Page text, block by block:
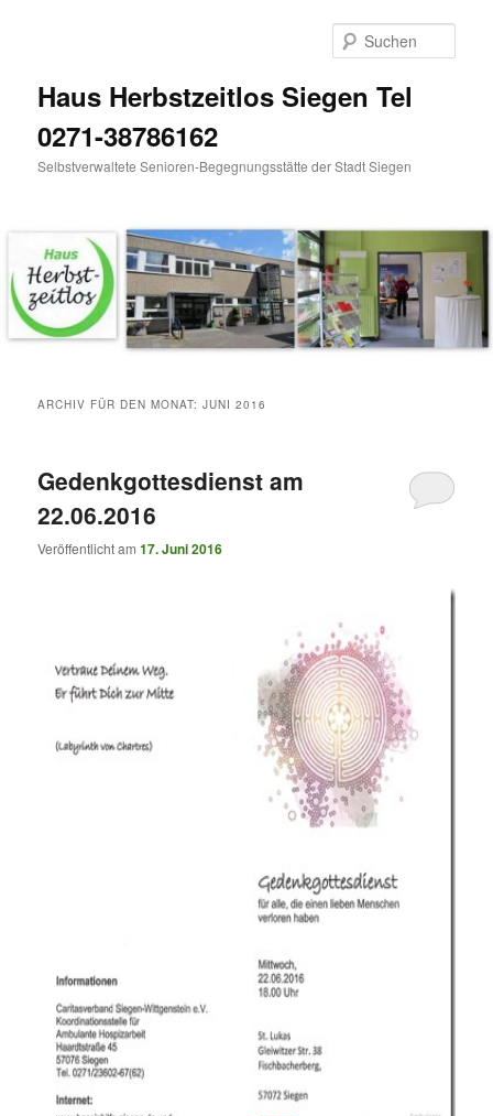
Haus Herbstzeitlos Siegen Tel
0271-38786162
Selbstverwaltete Senioren-Begegnungsstätte der Stadt Siegen
ARCHIV FÜR DEN MONAT:JUNI 2016
Gedenkgottesdienst am
22.06.2016
Veröffentlicht am17. Juni 2016